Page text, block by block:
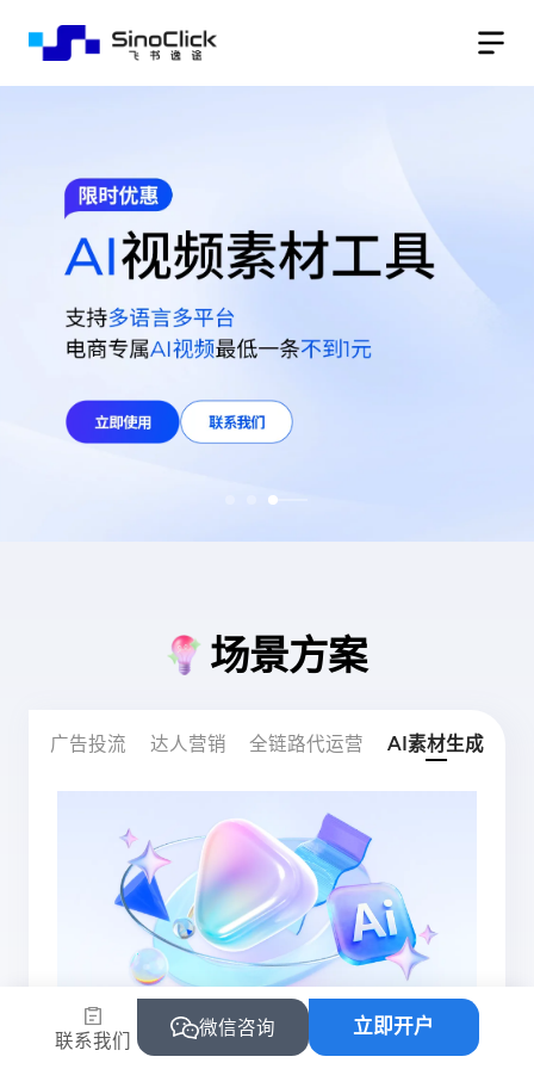
场景方案
广告投流 达人营销 全链路代运营 AI素材生成
不懂平台规则和运营？流量增长难？
联系我们
微信咨询 立即开户